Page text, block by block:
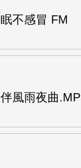
不感冒 FM
風雨夜曲